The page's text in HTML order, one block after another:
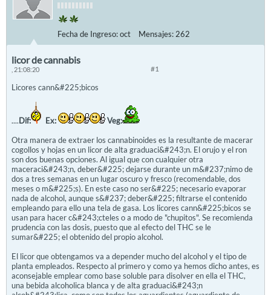
Fecha de Ingreso:oct Mensajes: 262
#1
licor de cannabis
, 21:08:20
Licores cann&#225;bicos
....Dif: Ex:
Veg:
Otra manera de extraer los cannabinoides es la resultante de macerar
cogollos y hojas en un licor de alta graduaci&#243;n. El orujo y el ron
son dos buenas opciones. Al igual que con cualquier otra
maceraci&#243;n, deber&#225; dejarse durante un m&#237;nimo de
dos a tres semanas en un lugar oscuro y fresco (recomendable, dos
meses o m&#225;s). En este caso no ser&#225; necesario evaporar
nada de alcohol, aunque s&#237; deber&#225; filtrarse el contenido
empleando para ello una tela de gasa. Los licores cann&#225;bicos se
usan para hacer c&#243;cteles o a modo de "chupitos". Se recomienda
prudencia con las dosis, puesto que al efecto del THC se le
sumar&#225; el obtenido del propio alcohol.
El licor que obtengamos va a depender mucho del alcohol y el tipo de
planta empleados. Respecto al primero y como ya hemos dicho antes, es
aconsejable emplear como base soluble para disolver en ella el THC,
una bebida alcoholica blanca y de alta graduaci&#243;n